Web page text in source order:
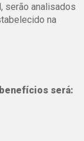
serão analisados
na
será: